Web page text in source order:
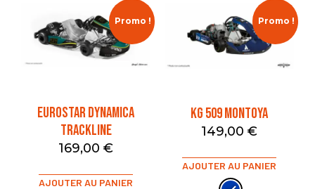
Promo !
EUROSTAR DYNAMICA
TRACKLINE
169,00 €
AJOUTER AU PANIER
Promo !
KG 509 MONTOYA
149,00 €
AJOUTER AU PANIER